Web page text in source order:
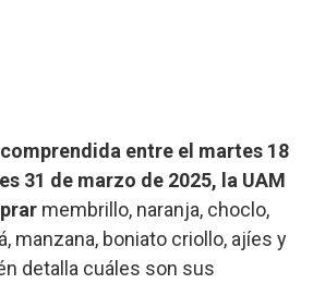
entre el martes 18
31 de marzo de 2025, la UAM
membrillo, naranja, choclo,
manzana, boniato criollo, ajíes y
detalla cuáles son sus